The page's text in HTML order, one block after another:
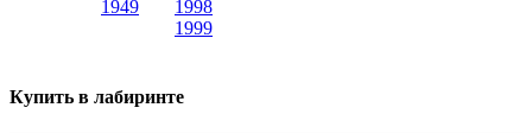
1949
1998
1999
Купить в лабиринте